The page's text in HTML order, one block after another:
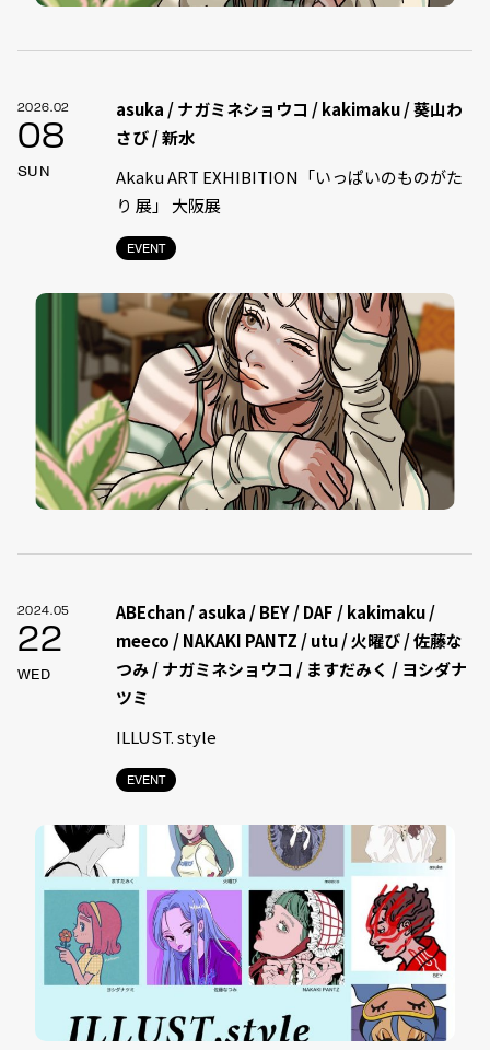
2026.02
08
SUN
EVENT
asuka / ナガミネショウコ / kakimaku / 葵山わ
さび / 新水
Akaku ART EXHIBITION「いっぱいのものがた
り 展」 大阪展
2024.05
22
WED
EVENT
ABEchan / asuka / BEY / DAF / kakimaku /
meeco / NAKAKI PANTZ / utu / 火曜び / 佐藤な
つみ / ナガミネショウコ / ますだみく / ヨシダナ
ツミ
ILLUST. style